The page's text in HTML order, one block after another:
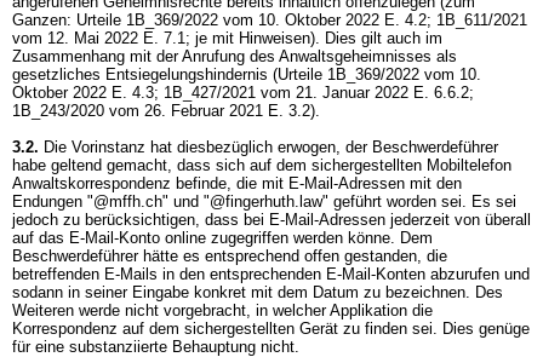
Ganzen: Urteile 1B_369/2022 vom 10. Oktober 2022 E. 4.2; 1B_611/2021
vom 12. Mai 2022 E. 7.1; je mit Hinweisen). Dies gilt auch im
Zusammenhang mit der Anrufung des Anwaltsgeheimnisses als
gesetzliches Entsiegelungshindernis (Urteile 1B_369/2022 vom 10.
Oktober 2022 E. 4.3; 1B_427/2021 vom 21. Januar 2022 E. 6.6.2;
1B_243/2020 vom 26. Februar 2021 E. 3.2).
3.2. Die Vorinstanz hat diesbezüglich erwogen, der Beschwerdeführer
habe geltend gemacht, dass sich auf dem sichergestellten Mobiltelefon
Anwaltskorrespondenz befinde, die mit E-Mail-Adressen mit den
Endungen "@mffh.ch" und "@fingerhuth.law" geführt worden sei. Es sei
jedoch zu berücksichtigen, dass bei E-Mail-Adressen jederzeit von überall
auf das E-Mail-Konto online zugegriffen werden könne. Dem
Beschwerdeführer hätte es entsprechend offen gestanden, die
betreffenden E-Mails in den entsprechenden E-Mail-Konten abzurufen und
sodann in seiner Eingabe konkret mit dem Datum zu bezeichnen. Des
Weiteren werde nicht vorgebracht, in welcher Applikation die
Korrespondenz auf dem sichergestellten Gerät zu finden sei. Dies genüge
für eine substanziierte Behauptung nicht.